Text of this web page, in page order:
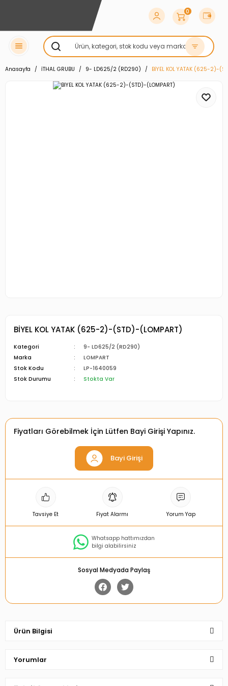
0
Anasayfa İTHAL GRUBU 9- LD625/2 (RD290) BİYEL KOL YATAK (625-2)-
BİYEL KOL YATAK (625-2)-(STD)-(LOMPART)
Kategori
9- LD625/2 (RD290)
Marka
LOMPART
Stok Kodu
LP-1640059
Stok Durumu
Stokta Var
Fiyatları Görebilmek İçin Lütfen Bayi Girişi Yapınız.
Bayi Girişi
Tavsiye Et Fiyat Alarmı Yorum Yap
Whatsapp hattımızdan
bilgi alabilirsiniz
Sosyal Medyada Paylaş
Ürün Bilgisi
Yorumlar